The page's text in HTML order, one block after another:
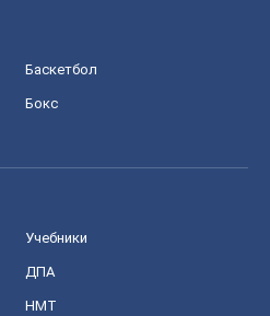
Баскетбол
Бокс
Учебники
ДПА
НМТ